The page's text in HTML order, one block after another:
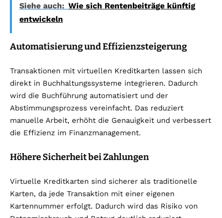
Siehe auch: Wie sich Rentenbeiträge künftig
entwickeln
Automatisierung und Effizienzsteigerung
Transaktionen mit virtuellen Kreditkarten lassen sich
direkt in Buchhaltungssysteme integrieren. Dadurch
wird die Buchführung automatisiert und der
Abstimmungsprozess vereinfacht. Das reduziert
manuelle Arbeit, erhöht die Genauigkeit und verbessert
die Effizienz im Finanzmanagement.
Höhere Sicherheit bei Zahlungen
Virtuelle Kreditkarten sind sicherer als traditionelle
Karten, da jede Transaktion mit einer eigenen
Kartennummer erfolgt. Dadurch wird das Risiko von